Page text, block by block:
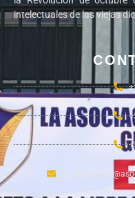
intelectuales de las viejas